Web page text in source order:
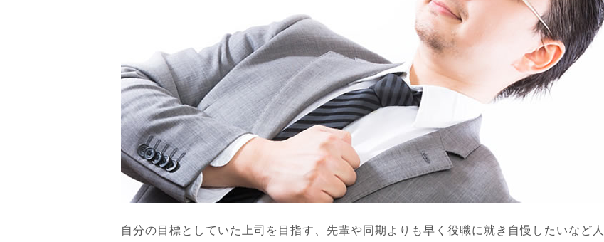
自分の目標としていた上司を目指す、先輩や同期よりも早く役職に就き自慢したいなど人